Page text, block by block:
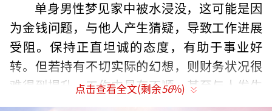
单身男性梦见家中被水浸没，这可能是因
为金钱问题，与他人产生猜疑，导致工作进展
受阻。保持正直坦诚的态度，有助于事业好
转。但若持有不切实际的幻想，则财务状况很
难得到提升，工作中易有不顺，甚至与人发生
直接冲突，人际关系紧张。
点击查看全文(剩余56%)